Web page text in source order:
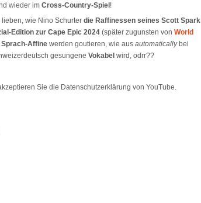
wieder im Cross-Country-Spiel!
wie Nino Schurter die Raffinessen seines Scott Spark
Edition zur Cape Epic 2024 (später zugunsten von World
Sprach-Affine werden goutieren, wie aus automaticallybei
gesungene Vokabel wird, odrr??
Sie die Datenschutzerklärung von YouTube.